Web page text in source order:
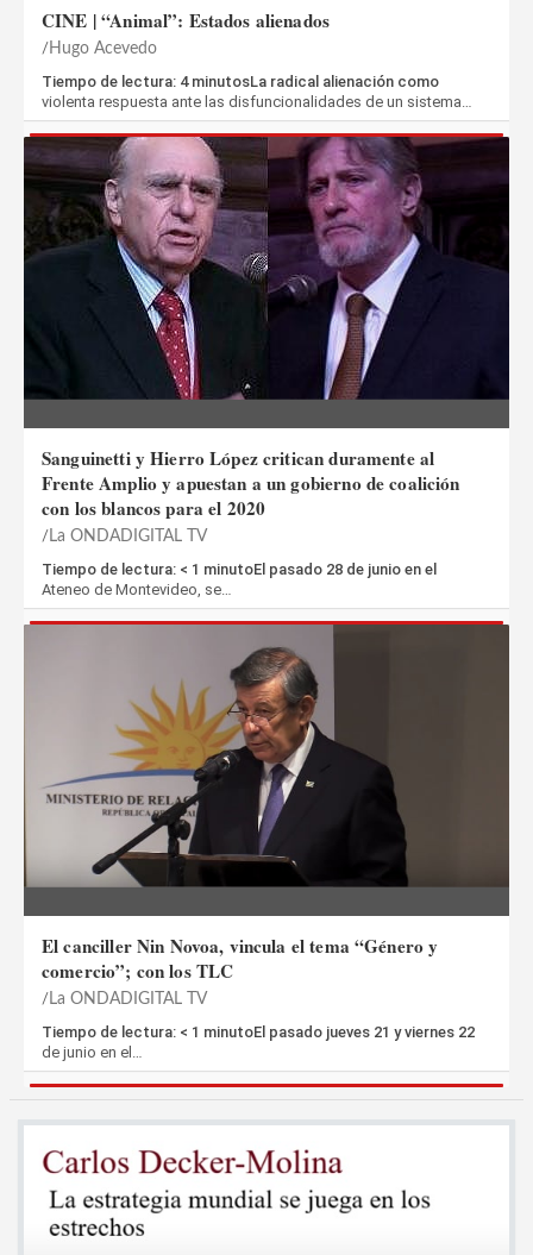
CINE | “Animal”: Estados alienados
Hugo Acevedo
Tiempo de lectura: 4 minutosLa radical alienación como
violenta respuesta ante las disfuncionalidades de un sistema…
Sanguinetti y Hierro López critican duramente al
Frente Amplio y apuestan a un gobierno de coalición
con los blancos para el 2020
La ONDADIGITAL TV
Tiempo de lectura: < 1 minutoEl pasado 28 de junio en el
Ateneo de Montevideo, se…
El canciller Nin Novoa, vincula el tema “Género y
comercio”; con los TLC
La ONDADIGITAL TV
Tiempo de lectura: < 1 minutoEl pasado jueves 21 y viernes 22
de junio en el…